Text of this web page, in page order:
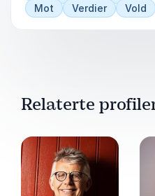
Mot
Verdier Vold
Relaterte